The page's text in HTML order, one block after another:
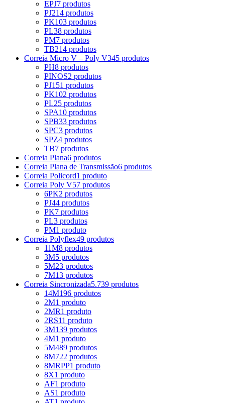
EPJ7 produtos
PJ214 produtos
PK103 produtos
PL38 produtos
PM7 produtos
TB214 produtos
Correia Micro V – Poly V345 produtos
PH8 produtos
PINOS2 produtos
PJ151 produtos
PK102 produtos
PL25 produtos
SPA10 produtos
SPB33 produtos
SPC3 produtos
SPZ4 produtos
TB7 produtos
Correia Plana6 produtos
Correia Plana de Transmissão6 produtos
Correia Policord1 produto
Correia Poly V57 produtos
6PK2 produtos
PJ44 produtos
PK7 produtos
PL3 produtos
PM1 produto
Correia Polyflex49 produtos
11M8 produtos
3M5 produtos
5M23 produtos
7M13 produtos
Correia Sincronizada5.739 produtos
14M196 produtos
2M1 produto
2MR1 produto
2RS11 produto
3M139 produtos
4M1 produto
5M489 produtos
8M722 produtos
8MRPP1 produto
8X1 produto
AF1 produto
AS1 produto